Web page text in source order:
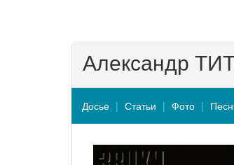
Александр
Досье Статьи Фото